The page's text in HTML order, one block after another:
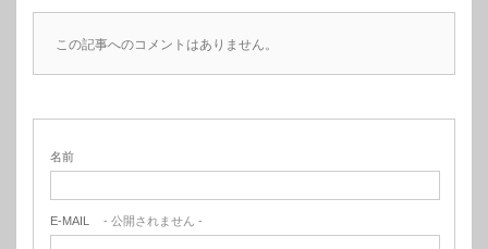
この記事へのコメントはありません。
名前
E-MAIL - 公開されません -